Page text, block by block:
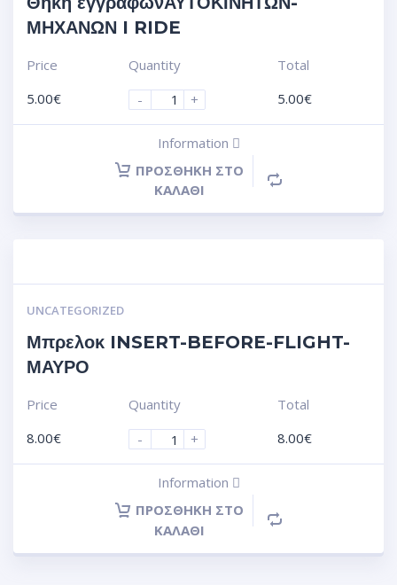
ΜΗΧΑΝΩΝ I RIDE
Price
5.00€
Quantity
-
+
Total
5.00€
Information
ΠΡΟΣΘΉΚΗ ΣΤΟ
ΚΑΛΆΘΙ
UNCATEGORIZED
Μπρελοκ INSERT-BEFORE-FLIGHT-
ΜΑΥΡΟ
Price
8.00€
Quantity
-
+
Total
8.00€
Information
ΠΡΟΣΘΉΚΗ ΣΤΟ
ΚΑΛΆΘΙ